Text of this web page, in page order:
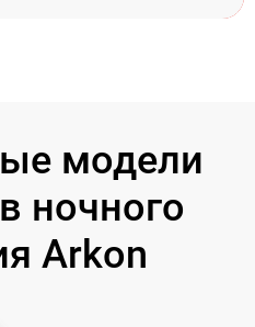
модели
ночного
Arkon